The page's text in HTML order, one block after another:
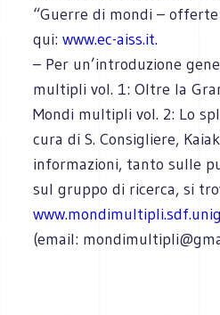
“Guerre di mondi –
qui:www.ec-aiss.it.
– Per un’introduzione
multipli vol. 1: Oltre la
Mondi multipli vol. 2: Lo
cura di S. Consigliere,
informazioni, tanto sulle
sul gruppo di ricerca, si
(email: